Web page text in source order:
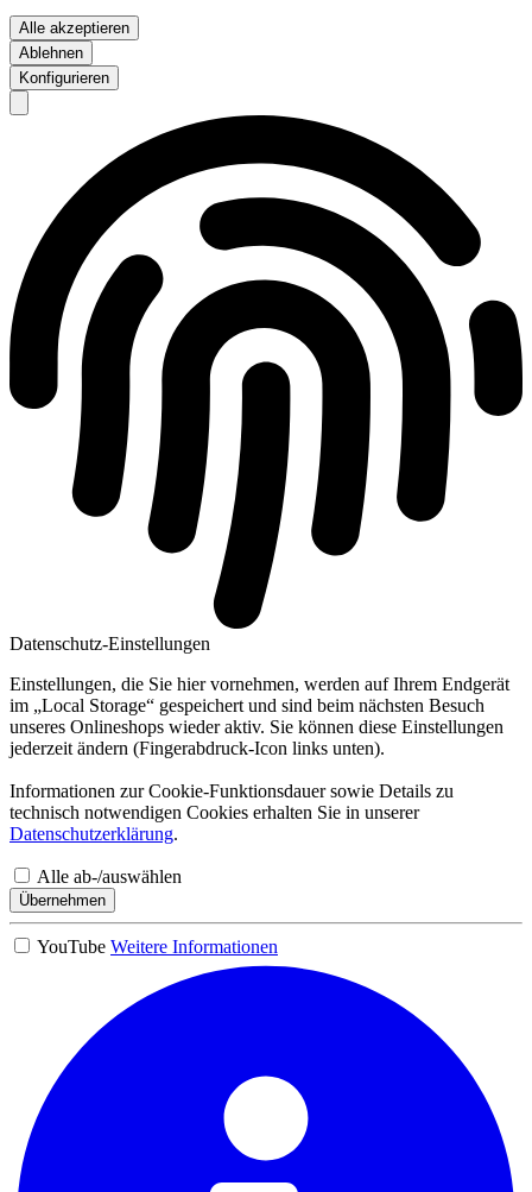
Alle akzeptieren
Ablehnen
Konfigurieren
Datenschutz-Einstellungen
Einstellungen, die Sie hier vornehmen, werden auf Ihrem Endgerät
im „Local Storage“ gespeichert und sind beim nächsten Besuch
unseres Onlineshops wieder aktiv. Sie können diese Einstellungen
jederzeit ändern (Fingerabdruck-Icon links unten).
Informationen zur Cookie-Funktionsdauer sowie Details zu
technisch notwendigen Cookies erhalten Sie in unserer
Datenschutzerklärung.
Alle ab-/auswählen
Übernehmen
YouTube Weitere Informationen